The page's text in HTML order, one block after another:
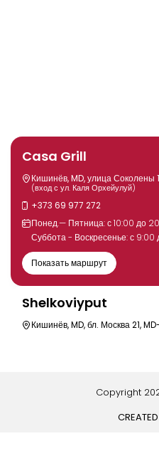
Casa Grill
Кишинёв, MD, улица Соколены
(вход с ул. Каля Орхейулуй)
+373 69 977 272
Понед.— Пятница: с 10:00 до
Суббота - Воскресенье: с 9:00
Показать маршрут
Shelkoviyput
Кишинёв, MD, бл. Москва 21,
Copyright